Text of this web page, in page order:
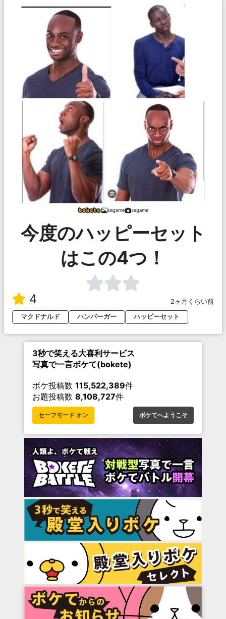
sagame sagame
今度のハッピーセット
はこの4つ！
4
2ヶ月くらい前
マクドナルド
ハンバーガー ハッピーセット
3秒で笑える大喜利サービス
写真で一言ボケて(bokete)
ボケ投稿数 115,522,389件
お題投稿数 8,108,727件
セーフモード オン ボケてへようこそ